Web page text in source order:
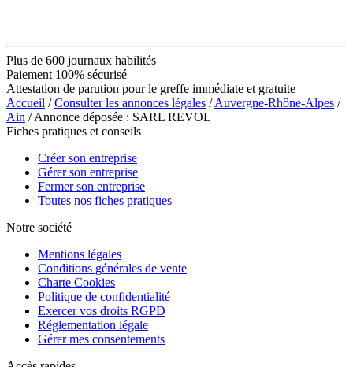
Plus de 600 journaux habilités
Paiement 100% sécurisé
Attestation de parution pour le greffe immédiate et gratuite
Accueil /Consulter les annonces légales /Auvergne-Rhône-Alpes /
Ain / Annonce déposée : SARL REVOL
Fiches pratiques et conseils
Créer son entreprise
Gérer son entreprise
Fermer son entreprise
Toutes nos fiches pratiques
Notre société
Mentions légales
Conditions générales de vente
Charte Cookies
Politique de confidentialité
Exercer vos droits RGPD
Réglementation légale
Gérer mes consentements